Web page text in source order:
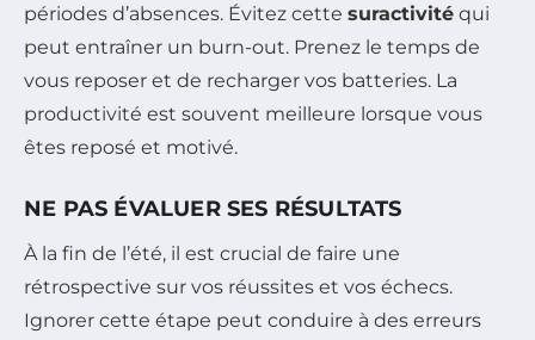
périodes d’absences. Évitez cette suractivité qui
peut entraîner un burn-out. Prenez le temps de
vous reposer et de recharger vos batteries. La
productivité est souvent meilleure lorsque vous
êtes reposé et motivé.
NE PAS ÉVALUER SES RÉSULTATS
À la fin de l’été, il est crucial de faire une
rétrospective sur vos réussites et vos échecs.
Ignorer cette étape peut conduire à des erreurs